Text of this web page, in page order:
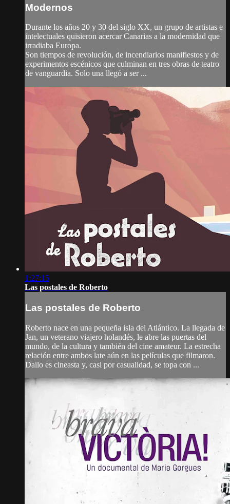
Modernos
Durante los años 20 y 30 del siglo XX, un grupo de artistas e
intelectuales quisieron acercar Canarias a la modernidad que
irradiaba Europa.
Son tiempos de revolución, de incendiarios manifiestos y de
experimentos escénicos que culminan en tres obras de teatro
de vanguardia. Solo una llegó a ser ...
1:27:15
Las postales de Roberto
Las postales de Roberto
Roberto nace en una pequeña isla del Atlántico. La llegada de
Jan, un veterano viajero holandés, le abre las puertas del
mundo, de la cultura y también del cine amateur. La estrecha
relación entre ambos late aún en las películas que filmaron.
Dailo es cineasta y, casi por casualidad, se topa con ...